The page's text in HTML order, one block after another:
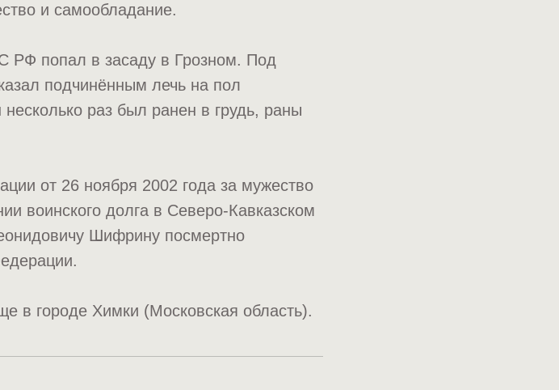
и самообладание.
РФ попал в засаду в Грозном. Под
подчинённым лечь на пол
раз был ранен в грудь, раны
от 26 ноября 2002 года за мужество
воинского долга в Северо-Кавказском
Шифрину посмертно
в городе Химки (Московская область).